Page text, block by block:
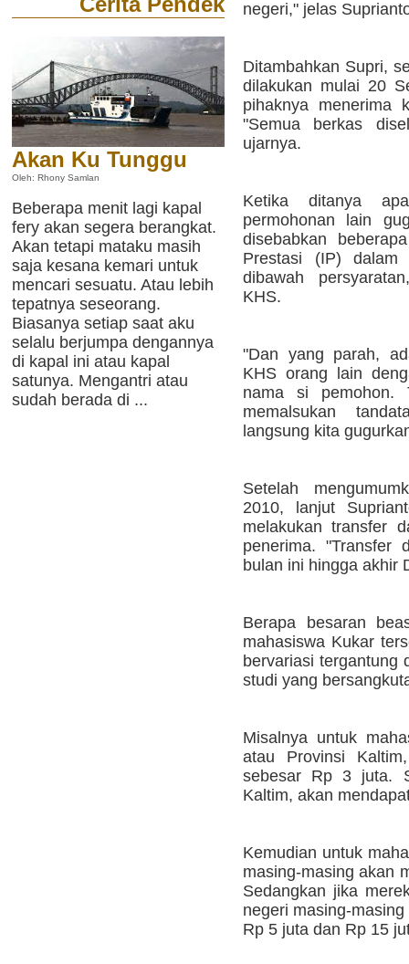
Akan Ku Tunggu
Oleh: Rhony Samlan
Beberapa menit lagi kapal
fery akan segera berangkat.
Akan tetapi mataku masih
saja kesana kemari untuk
mencari sesuatu. Atau lebih
tepatnya seseorang.
Biasanya setiap saat aku
selalu berjumpa dengannya
di kapal ini atau kapal
satunya. Mengantri atau
sudah berada di ...
negeri," jelas
Ditambahkan Supri,
dilakukan mulai 20
pihaknya menerima
"Semua berkas
ujarnya.
Ketika ditanya
permohonan lain
disebabkan
Prestasi (IP)
dibawah
KHS.
"Dan yang parah,
KHS orang lain
nama si pemohon.
memalsukan
langsung kita
Setelah
2010, lanjut
melakukan transfer
penerima. "Transfer
bulan ini hingga akhir
Berapa besaran
mahasiswa Kukar
bervariasi tergantung
studi yang
Misalnya untuk
atau Provinsi
sebesar Rp 3 juta.
Kaltim, akan
Kemudian untuk
masing-masing akan
Sedangkan jika
negeri masing-
Rp 5 juta dan Rp 15